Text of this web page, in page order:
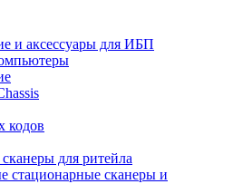
и аксессуары для ИБП
кодов
для ритейла
сканеры и